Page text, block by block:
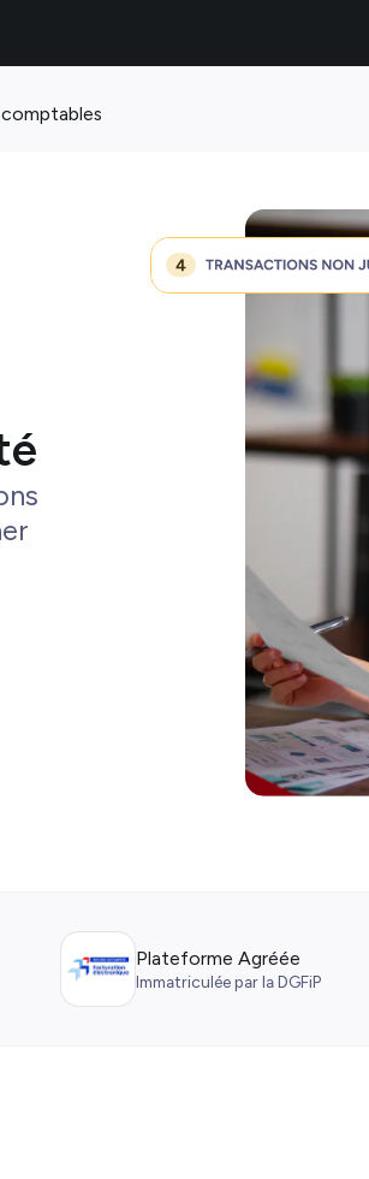
Plateforme Agréée
Immatriculée par la DGFiP